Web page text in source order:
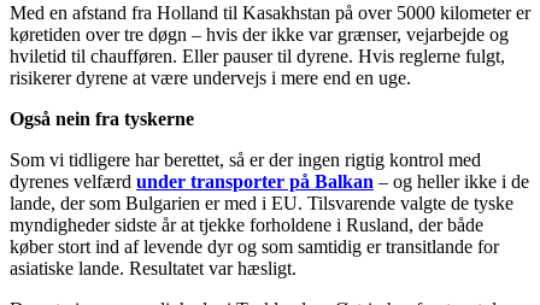
Med en afstand fra Holland til Kasakhstan på over 5000 kilometer er
køretiden over tre døgn – hvis der ikke var grænser, vejarbejde og
hviletid til chaufføren. Eller pauser til dyrene. Hvis reglerne fulgt,
risikerer dyrene at være undervejs i mere end en uge.
Også nein fra tyskerne
Som vi tidligere har berettet, så er der ingen rigtig kontrol med
dyrenes velfærd under transporter på Balkan – og heller ikke i de
lande, der som Bulgarien er med i EU. Tilsvarende valgte de tyske
myndigheder sidste år at tjekke forholdene i Rusland, der både
køber stort ind af levende dyr og som samtidig er transitlande for
asiatiske lande. Resultatet var hæsligt.